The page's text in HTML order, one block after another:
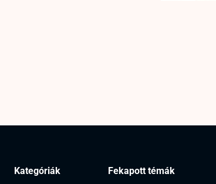
Kategóriák Fekapott témák